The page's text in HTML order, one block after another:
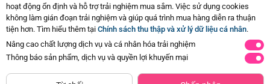
hoạt động ổn định và hỗ trợ trải nghiệm mua sắm. Việc sử dụng cookies
không làm gián đoạn trải nghiệm và giúp quá trình mua hàng diễn ra thuận
tiện hơn. Tìm hiểu thêm tại Chính sách thu thập và xử lý dữ liệu cá nhân.
Nâng cao chất lượng dịch vụ và cá nhân hóa trải nghiệm
Thông báo sản phẩm, dịch vụ và quyền lợi khuyến mại